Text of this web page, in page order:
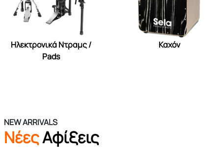
Ηλεκτρονικά Ντραμς /
Pads
Καχόν
NEW ARRIVALS
ΝέεςΑφίξεις